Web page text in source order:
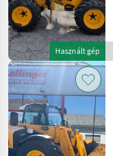
Használt gép